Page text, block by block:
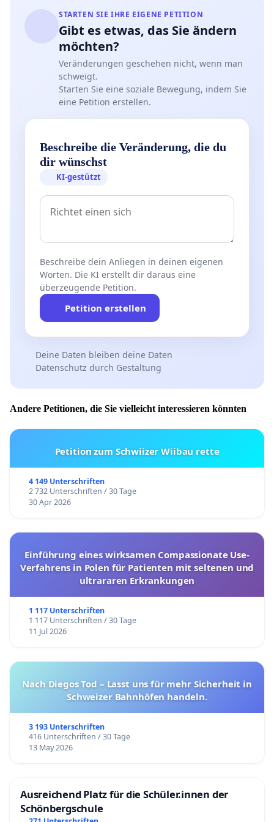
STARTEN SIE IHRE EIGENE PETITION
Gibt es etwas, das Sie ändern
möchten?
Veränderungen geschehen nicht, wenn man
schweigt.
Starten Sie eine soziale Bewegung, indem Sie
eine Petition erstellen.
Beschreibe die Veränderung, die du
dir wünschst
KI-gestützt
Beschreibe dein Anliegen in deinen eigenen
Worten. Die KI erstellt dir daraus eine
überzeugende Petition.
Petition erstellen
Deine Daten bleiben deine Daten
Datenschutz durch Gestaltung
Andere Petitionen, die Sie vielleicht interessieren könnten
Petition zum Schwiizer Wiibau rette
4 149 Unterschriften
2 732 Unterschriften / 30 Tage
30 Apr 2026
Einführung eines wirksamen Compassionate Use-
Verfahrens in Polen für Patienten mit seltenen und
ultrararen Erkrankungen
1 117 Unterschriften
1 117 Unterschriften / 30 Tage
11 Jul 2026
Nach Diegos Tod – Lasst uns für mehr Sicherheit in
Schweizer Bahnhöfen handeln.
3 193 Unterschriften
416 Unterschriften / 30 Tage
13 May 2026
Ausreichend Platz für die Schüler.innen der
Schönbergschule